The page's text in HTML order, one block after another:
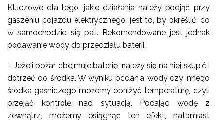
Kluczowe dla tego, jakie działania należy podjąć przy
gaszeniu pojazdu elektrycznego, jest to, by określić, co
w samochodzie się pali. Rekomendowane jest jednak
podawanie wody do przedziału baterii.
– Jeżeli pożar obejmuje baterię, należy się na niej skupić i
dotrzeć do środka. W wyniku podania wody czy innego
środka gaśniczego możemy obniżyć temperaturę, czyli
przejąć kontrolę nad sytuacją. Podając wodę z
zewnątrz, możemy osiągnąć ten efekt, natomiast